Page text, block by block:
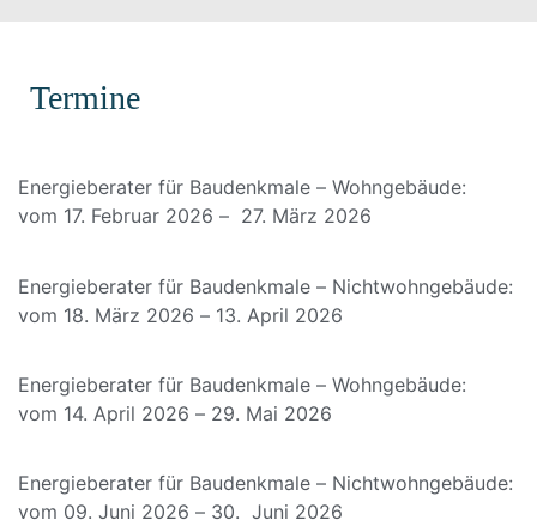
Termine
Energieberater für Baudenkmale – Wohngebäude:
vom 17. Februar 2026 – 27. März 2026
Energieberater für Baudenkmale – Nichtwohngebäude:
vom 18. März 2026 – 13. April 2026
Energieberater für Baudenkmale – Wohngebäude:
vom 14. April 2026 – 29. Mai 2026
Energieberater für Baudenkmale – Nichtwohngebäude:
vom 09. Juni 2026 – 30. Juni 2026